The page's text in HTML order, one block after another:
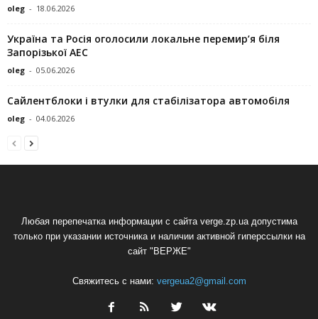
oleg - 18.06.2026
Україна та Росія оголосили локальне перемир’я біля
Запорізької АЕС
oleg - 05.06.2026
Сайлентблоки і втулки для стабілізатора автомобіля
oleg - 04.06.2026
Любая перепечатка информации с сайта verge.zp.ua допустима
только при указании источника и наличии активной гиперссылки на
сайт "ВЕРЖЕ"
Свяжитесь с нами: vergeua2@gmail.com